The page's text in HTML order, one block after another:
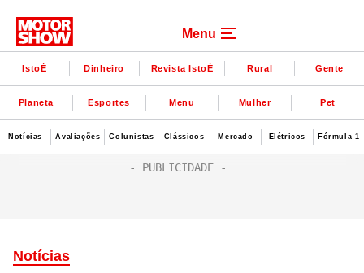
Menu
IstoÉ Dinheiro Revista IstoÉ Rural Gente
Planeta Esportes Menu Mulher Pet
Notícias Avaliações Colunistas Clássicos Mercado Elétricos Fórmula 1
Notícias